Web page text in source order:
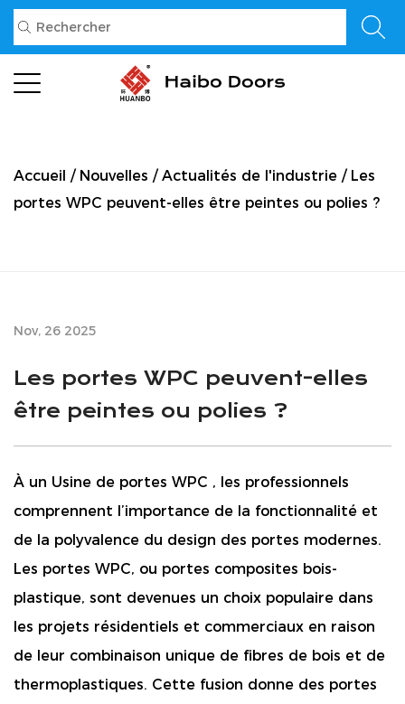
Accueil / Nouvelles / Actualités de l'industrie / Les
portes WPC peuvent-elles être peintes ou polies ?
Nov, 26 2025
Les portes WPC peuvent-elles
être peintes ou polies ?
À un Usine de portes WPC , les professionnels
comprennent l’importance de la fonctionnalité et
de la polyvalence du design des portes modernes.
Les portes WPC, ou portes composites bois-
plastique, sont devenues un choix populaire dans
les projets résidentiels et commerciaux en raison
de leur combinaison unique de fibres de bois et de
thermoplastiques. Cette fusion donne des portes